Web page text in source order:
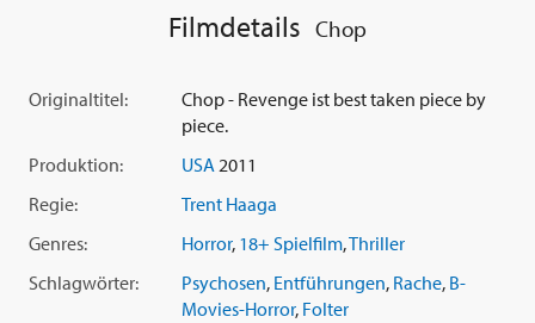
konsequenten Machart nur selten vorgesetzt bekommt. Das
Regiedebüt von Kult-IkoneTrent Haaga(bekannt aus
preisgekrönten Horror-Hits 'Deadgirl') ist ein Film, der mit
seiner Originalität gleichermaßen überrascht und
Filmdetails Chop
Originaltitel:
Chop - Revenge ist best taken piece by
piece.
Produktion:
USA 2011
Regie:
Trent Haaga
Genres:
Horror, 18+ Spielfilm,Thriller
Schlagwörter:
Psychosen, Entführungen, Rache, B-
Movies-Horror, Folter